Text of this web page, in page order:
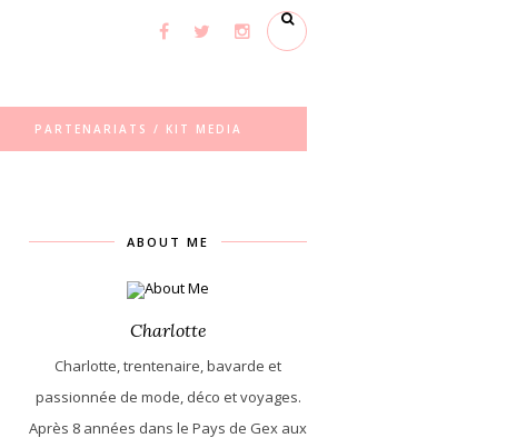
PARTENARIATS / KIT MEDIA
ABOUT ME
Charlotte
Charlotte, trentenaire, bavarde et
passionnée de mode, déco et voyages.
Après 8 années dans le Pays de Gex aux